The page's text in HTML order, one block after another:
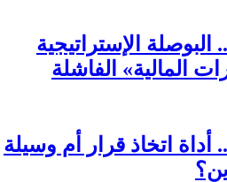
الإستراتيجية
المالية» الفاشلة
اتخاذ قرار أم وسيلة